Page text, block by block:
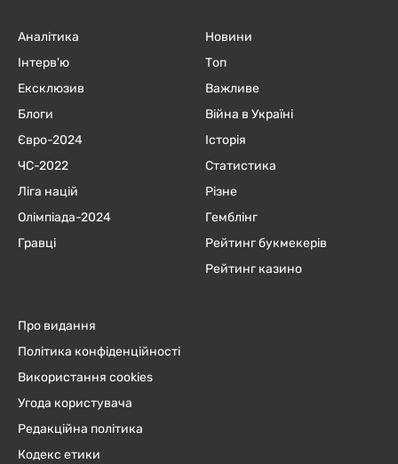
Аналітика
Інтерв'ю
Ексклюзив
Блоги
Євро-2024
ЧC-2022
Ліга націй
Олімпіада-2024
Гравці
Новини
Топ
Важливе
Війна в Україні
Історія
Статистика
Різне
Гемблінг
Рейтинг букмекерів
Рейтинг казино
Про видання
Політика конфіденційності
Використання cookies
Угода користувача
Редакційна політика
Кодекс етики